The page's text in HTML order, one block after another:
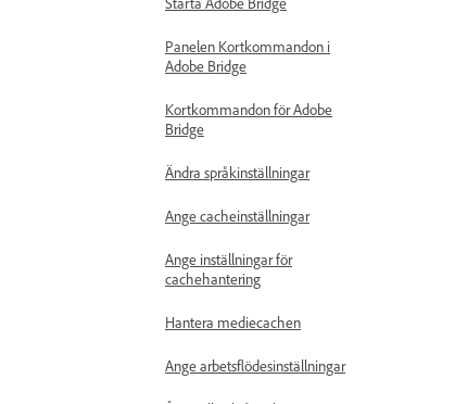
Panelen Kortkommandon i
Adobe Bridge
Kortkommandon för Adobe
Bridge
Ändra språkinställningar
Ange cacheinställningar
Ange inställningar för
cachehantering
Hantera mediecachen
Ange arbetsflödesinställningar